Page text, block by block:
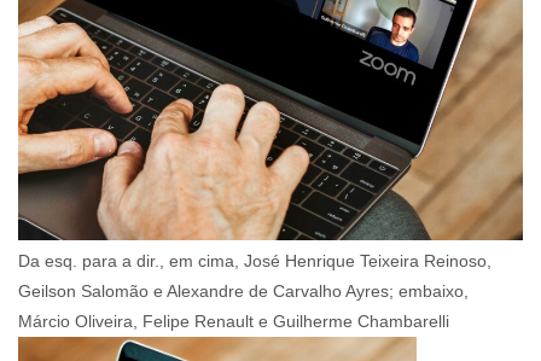
Da esq. para a dir., em cima, José Henrique Teixeira Reinoso,
Geilson Salomão e Alexandre de Carvalho Ayres; embaixo,
Márcio Oliveira, Felipe Renault e Guilherme Chambarelli